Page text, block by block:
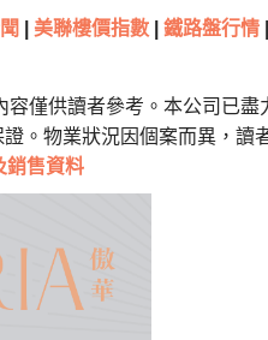
美聯樓價指數 鐵路盤行情
容僅供讀者參考。本公司已
。物業狀況因個案而異，讀
銷售資料